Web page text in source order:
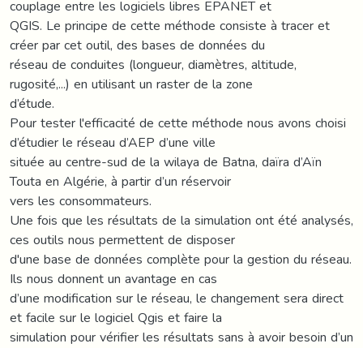
couplage entre les logiciels libres EPANET et
QGIS. Le principe de cette méthode consiste à tracer et
créer par cet outil, des bases de données du
réseau de conduites (longueur, diamètres, altitude,
rugosité,...) en utilisant un raster de la zone
d’étude.
Pour tester l'efficacité de cette méthode nous avons choisi
d’étudier le réseau d’AEP d’une ville
située au centre-sud de la wilaya de Batna, daïra d’Aïn
Touta en Algérie, à partir d’un réservoir
vers les consommateurs.
Une fois que les résultats de la simulation ont été analysés,
ces outils nous permettent de disposer
d'une base de données complète pour la gestion du réseau.
Ils nous donnent un avantage en cas
d’une modification sur le réseau, le changement sera direct
et facile sur le logiciel Qgis et faire la
simulation pour vérifier les résultats sans à avoir besoin d’un